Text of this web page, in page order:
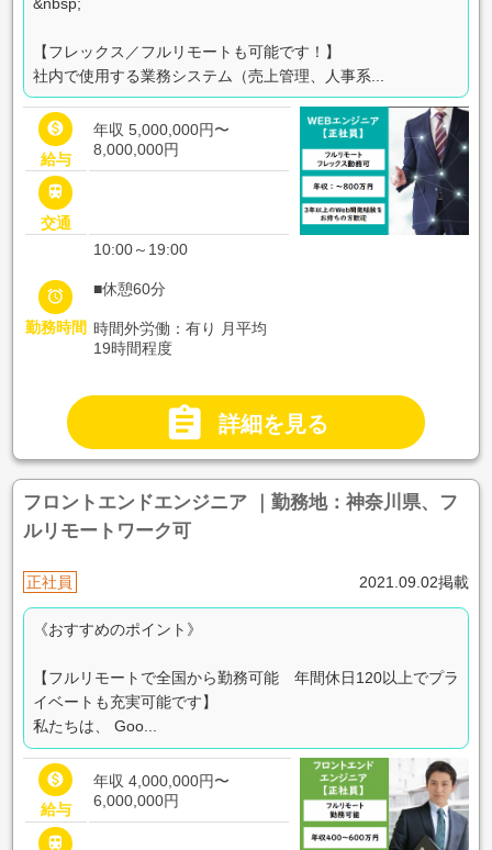
【フレックス／フルリモートも可能です！】
社内で使用する業務システム（売上管理、人事系...

給与
年収 5,000,000円〜
8,000,000円

交通

勤務時間
10:00～19:00
■休憩60分
時間外労働：有り 月平均
19時間程度
 詳細を見る
フロントエンドエンジニア ｜勤務地：神奈川県、フ
ルリモートワーク可
正社員 2021.09.02掲載
《おすすめのポイント》
【フルリモートで全国から勤務可能 年間休日120以上でプラ
イベートも充実可能です】
私たちは、 Goo...

給与
年収 4,000,000円〜
6,000,000円
